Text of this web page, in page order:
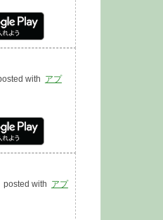
with アプ
posted with アプ